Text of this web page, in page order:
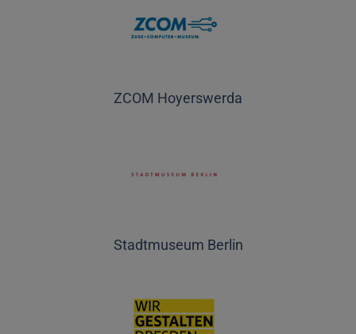
ZCOM Hoyerswerda
Stadtmuseum Berlin